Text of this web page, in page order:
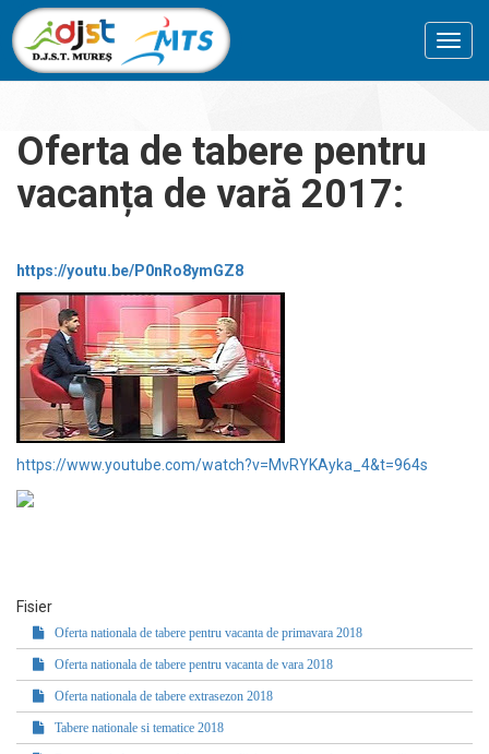
Oferta de tabere pentru
vacanța de vară 2017:
https://youtu.be/P0nRo8ymGZ8
https://www.youtube.com/watch?v=MvRYKAyka_4&t=964s
Fisier
Oferta nationala de tabere pentru vacanta de primavara 2018
Oferta nationala de tabere pentru vacanta de vara 2018
Oferta nationala de tabere extrasezon 2018
Tabere nationale si tematice 2018